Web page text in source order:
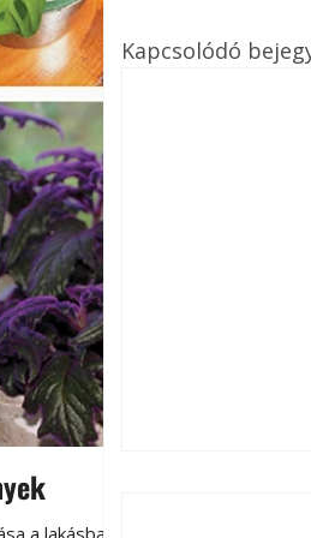
Kapcsolódó